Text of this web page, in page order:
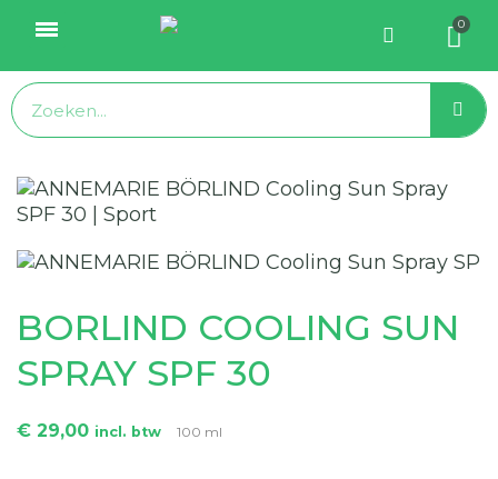
BORLIND COOLING SUN
SPRAY SPF 30
€ 29,00 incl. btw 100 ml